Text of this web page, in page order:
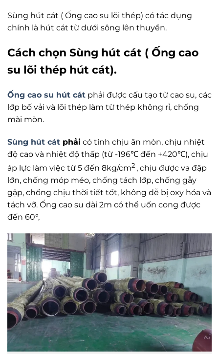
Sùng hút cát ( Ống cao su lõi thép) có tác dụng
chính là hút cát từ dưới sông lên thuyền.
Cách chọn Sùng hút cát ( Ống cao
su lõi thép hút cát).
Ống cao su hút cát phải được cấu tạo từ cao su, các
lớp bố vải và lõi thép làm từ thép không rỉ, chống
mài mòn.
Sùng hút cát phải có tính chịu ăn mòn, chịu nhiệt
độ cao và nhiệt độ thấp (từ -196℃ đến +420℃), chịu
áp lực làm việc từ 5 đến 8kg/cm2 , chịu được va đập
lớn, chống móp méo, chống tách lớp, chống gẫy
gập, chống chịu thời tiết tốt, không dễ bị oxy hóa và
tách vỡ. Ống cao su dài 2m có thể uốn cong được
đến 60°,